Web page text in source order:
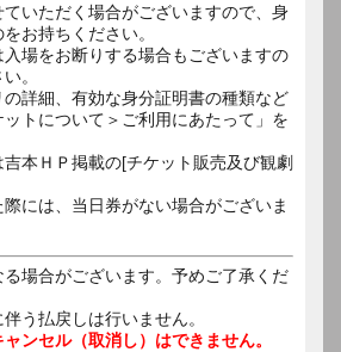
いただく場合がございますので、身
お持ちください。
場をお断りする場合もございますの
。
詳細、有効な身分証明書の種類など
トについて＞ご利用にあたって」を
本ＨＰ掲載の[チケット販売及び観劇
には、当日券がない場合がございま
る場合がございます。予めご了承くだ
う払戻しは行いません。
ンセル（取消し）はできません。